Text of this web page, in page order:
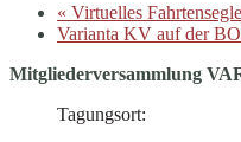
« Virtuelles
Varianta KV auf der
Mitgliederversammlung
Tagungsort: